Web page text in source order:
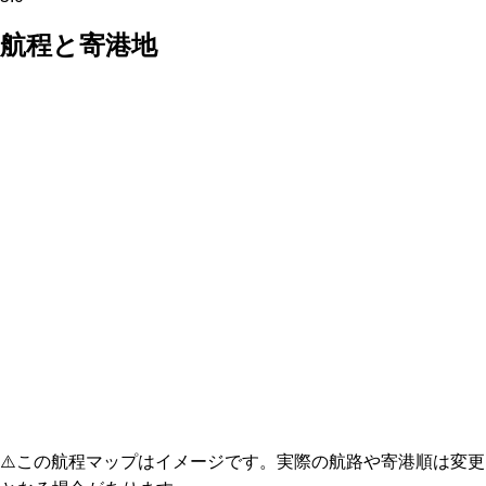
航程と寄港地
⚠️この航程マップはイメージです。実際の航路や寄港順は変更